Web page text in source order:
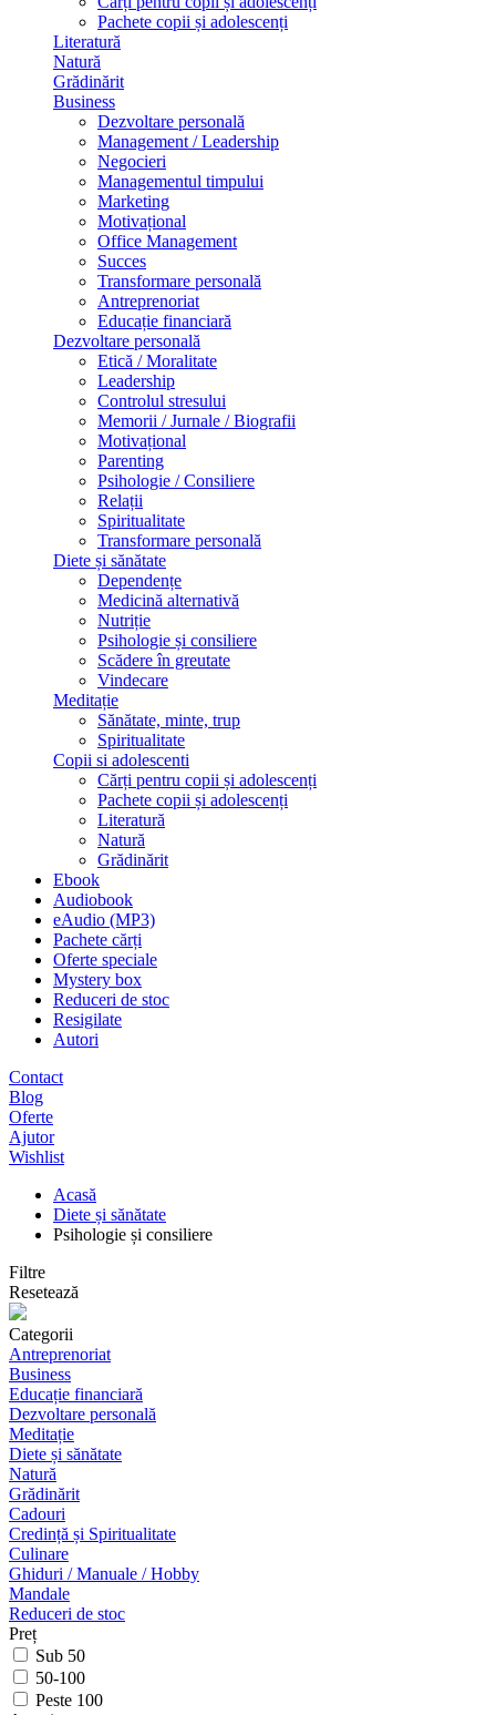
Pachete copii și adolescenți
Literatură
Natură
Grădinărit
Business
Dezvoltare personală
Management / Leadership
Negocieri
Managementul timpului
Marketing
Motivațional
Office Management
Succes
Transformare personală
Antreprenoriat
Educație financiară
Dezvoltare personală
Etică / Moralitate
Leadership
Controlul stresului
Memorii / Jurnale / Biografii
Motivațional
Parenting
Psihologie / Consiliere
Relații
Spiritualitate
Transformare personală
Diete și sănătate
Dependențe
Medicină alternativă
Nutriție
Psihologie și consiliere
Scădere în greutate
Vindecare
Meditație
Sănătate, minte, trup
Spiritualitate
Copii si adolescenti
Cărți pentru copii și adolescenți
Pachete copii și adolescenți
Literatură
Natură
Grădinărit
Ebook
Audiobook
eAudio (MP3)
Pachete cărți
Oferte speciale
Mystery box
Reduceri de stoc
Resigilate
Autori
Contact
Blog
Oferte
Ajutor
Wishlist
Acasă
Diete și sănătate
Psihologie și consiliere
Filtre
Resetează
Categorii
Antreprenoriat
Business
Educație financiară
Dezvoltare personală
Meditație
Diete și sănătate
Natură
Grădinărit
Cadouri
Credință și Spiritualitate
Culinare
Ghiduri / Manuale / Hobby
Mandale
Reduceri de stoc
Preț
Sub 50
50-100
Peste 100